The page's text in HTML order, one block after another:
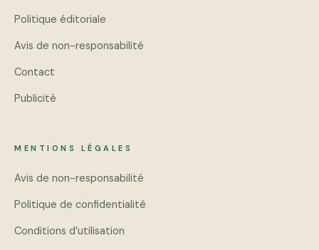
Politique éditoriale
Avis de non-responsabilité
Contact
Publicité
MENTIONS LÉGALES
Avis de non-responsabilité
Politique de confidentialité
Conditions d’utilisation